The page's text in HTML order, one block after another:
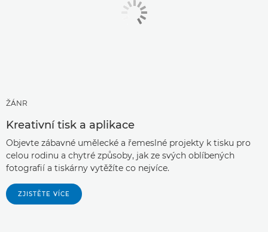
ŽÁNR
Kreativní tisk a aplikace
Objevte zábavné umělecké a řemeslné projekty k tisku pro
celou rodinu a chytré způsoby, jak ze svých oblíbených
fotografií a tiskárny vytěžíte co nejvíce.
ZJISTĚTE VÍCE